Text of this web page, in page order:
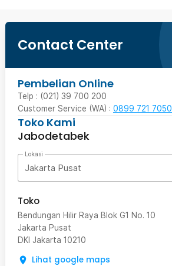
Contact Center
Pembelian Online
Telp : (021) 39 700 200
Customer Service (WA) : 0899 721 7050
Toko Kami
Jabodetabek
Lokasi
Jakarta Pusat
Toko
Bendungan Hilir Raya Blok G1 No. 10
Jakarta Pusat
DKI Jakarta 10210
Lihat google maps